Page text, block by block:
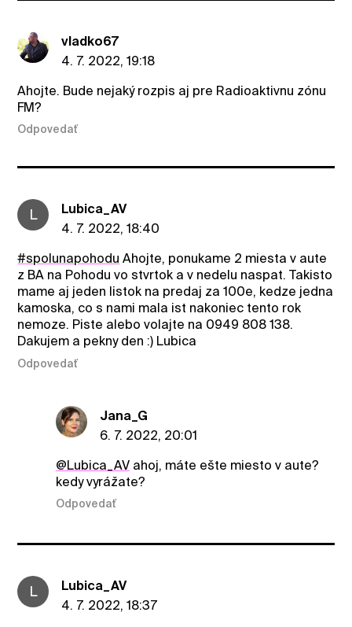
vladko67
4. 7. 2022, 19:18
Ahojte. Bude nejaký rozpis aj pre Radioaktivnu zónu
FM?
Odpovedať
L
Lubica_AV
4. 7. 2022, 18:40
#spolunapohodu Ahojte, ponukame 2 miesta v aute
z BA na Pohodu vo stvrtok a v nedelu naspat. Takisto
mame aj jeden listok na predaj za 100e, kedze jedna
kamoska, co s nami mala ist nakoniec tento rok
nemoze. Piste alebo volajte na 0949 808 138.
Dakujem a pekny den :) Lubica
Odpovedať
Jana_G
6. 7. 2022, 20:01
@Lubica_AVahoj, máte ešte miesto v aute?
kedy vyrážate?
Odpovedať
L
Lubica_AV
4. 7. 2022, 18:37